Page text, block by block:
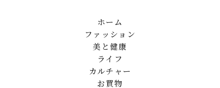
ホーム
ファッション
美と健康
ライフ
カルチャー
お買物